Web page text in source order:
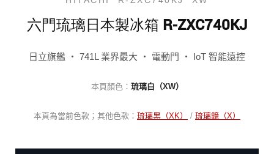
六門琉璃日本製冰箱 R-ZXC740KJ
日立旗艦 ‧ 741L 業界最大 ‧ 電動門 ‧ IoT 智能遠控
本頁顏色： 琉璃白（XW）
本頁為當前色款；其他色款： 琉璃黑（XK） / 琉璃鏡（X）